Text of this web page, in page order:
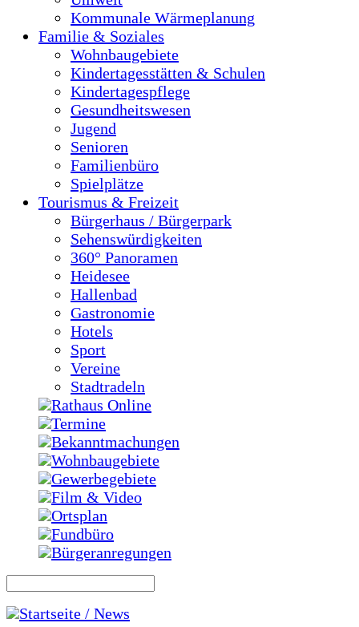
Kommunale Wärmeplanung
Familie & Soziales
Wohnbaugebiete
Kindertagesstätten & Schulen
Kindertagespflege
Gesundheitswesen
Jugend
Senioren
Familienbüro
Spielplätze
Tourismus & Freizeit
Bürgerhaus / Bürgerpark
Sehenswürdigkeiten
360° Panoramen
Heidesee
Hallenbad
Gastronomie
Hotels
Sport
Vereine
Stadtradeln
Rathaus Online
Termine
Bekanntmachungen
Wohnbaugebiete
Gewerbegebiete
Film & Video
Ortsplan
Fundbüro
Bürgeranregungen
Startseite / News